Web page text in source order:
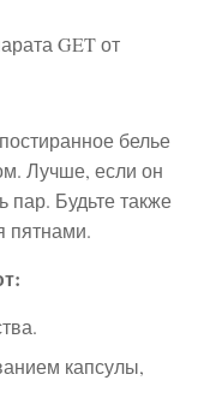
белье
Лучше, если он
пар. Будьте также
пятнами.
капсулы,